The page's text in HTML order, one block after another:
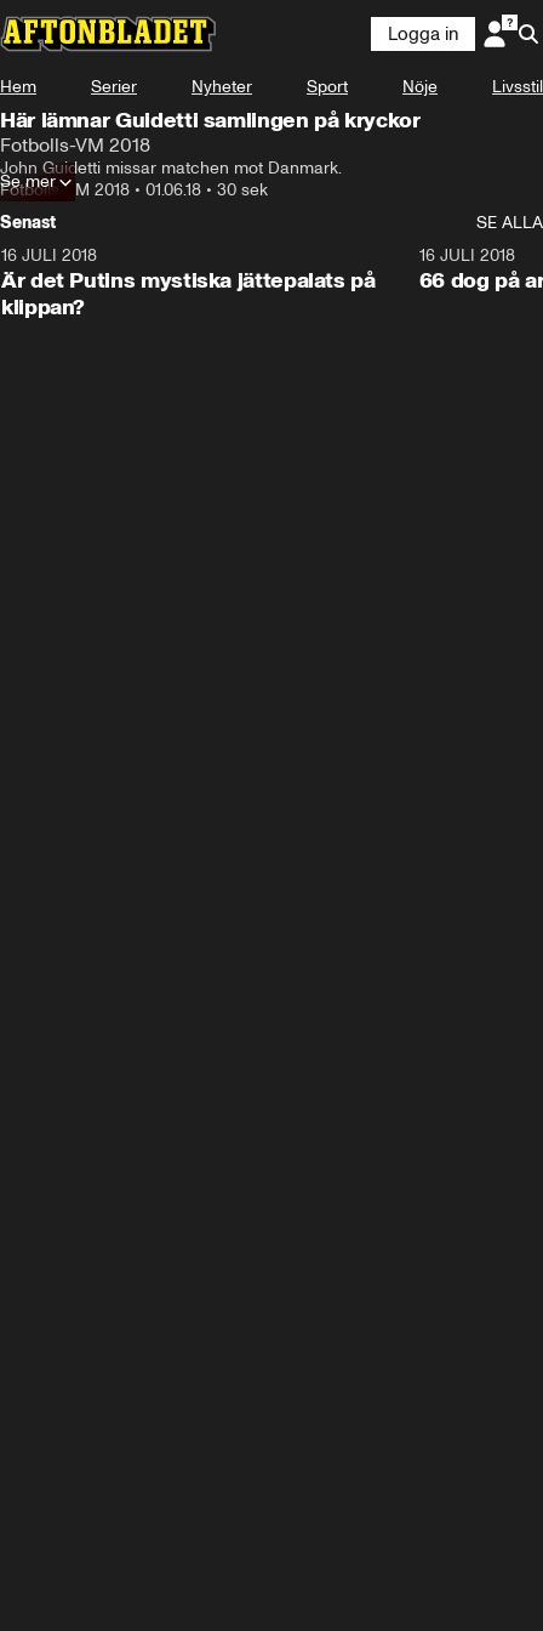
Logga in
Hem Serier Nyheter Sport Nöje Livsstil
Här lämnar Guidetti samlingen på kryckor
Fotbolls-VM 2018
John Guidetti missar matchen mot Danmark.
Fotbolls-VM 2018 • 01.06.18 • 30 sek
Se mer
Senast
SE ALLA
16 JULI 2018
Är det Putins mystiska jättepalats på
klippan?
16 JULI 2018
66 dog på